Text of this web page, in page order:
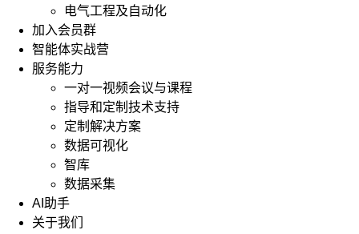
电气工程及自动化
加入会员群
智能体实战营
服务能力
一对一视频会议与课程
指导和定制技术支持
定制解决方案
数据可视化
智库
数据采集
AI助手
关于我们